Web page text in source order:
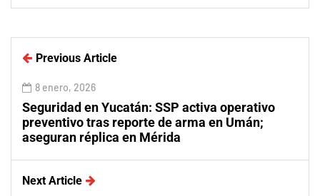
Previous Article
8 enero, 2026
Seguridad en Yucatán: SSP activa operativo
preventivo tras reporte de arma en Umán;
aseguran réplica en Mérida
Next Article